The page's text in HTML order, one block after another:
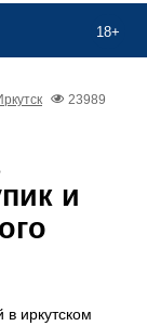
18+
23989
и
иркутском